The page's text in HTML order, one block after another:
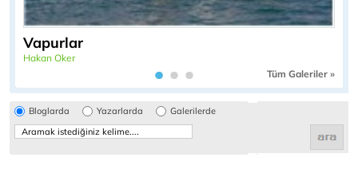
Vapurlar
Hakan Oker
Tüm Galeriler »
Bloglarda Yazarlarda Galerilerde